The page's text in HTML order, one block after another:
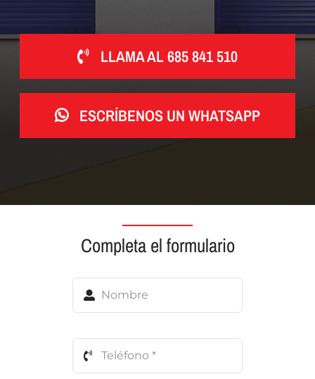
LLAMA AL 685 841 510
ESCRÍBENOS UN WHATSAPP
Completa el formulario